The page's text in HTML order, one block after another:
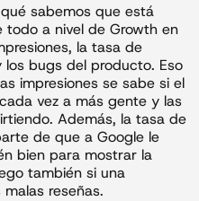
sabemos que está
todo a nivel de Growth en
la tasa de
los bugs del producto. Eso
impresiones se sabe si el
vez a más gente y las
Además, la tasa de
de que a Google le
bien para mostrar la
también si una
reseñas.